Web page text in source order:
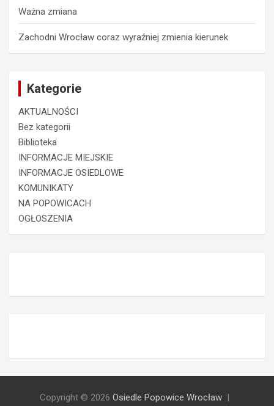
Ważna zmiana
Zachodni Wrocław coraz wyraźniej zmienia kierunek
Kategorie
AKTUALNOŚCI
Bez kategorii
Biblioteka
INFORMACJE MIEJSKIE
INFORMACJE OSIEDLOWE
KOMUNIKATY
NA POPOWICACH
OGŁOSZENIA
Copyright © 2026 Osiedle Popowice Wrocław